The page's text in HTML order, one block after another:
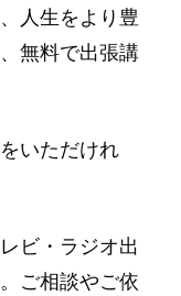
人生をより豊
無料で出張講
いただけれ
ビ・ラジオ出
ご相談やご依